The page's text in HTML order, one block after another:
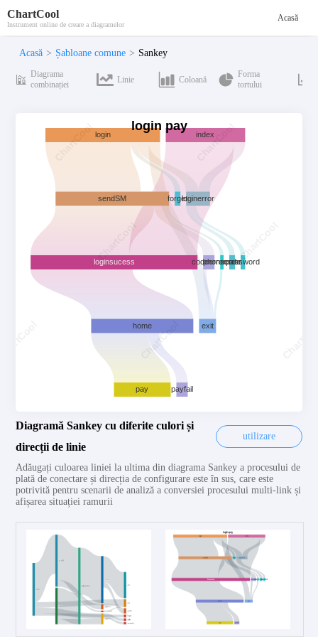
ChartCool
Instrument online de creare a diagramelor
Acasă
Acasă > Șabloane comune > Sankey
Diagrama
combinației
Linie Coloană
Forma
tortului
Diagramă Sankey cu diferite culori și
direcții de linie
utilizare
Adăugați culoarea liniei la ultima din diagrama Sankey a procesului de
plată de conectare și direcția de configurare este în sus, care este
potrivită pentru scenarii de analiză a conversiei procesului multi-link și
afișarea situației ramurii